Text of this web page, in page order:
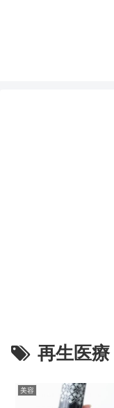
再生医療
美容